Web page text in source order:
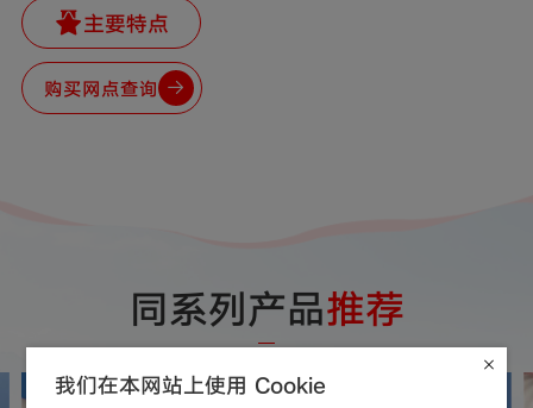
主要特点
购买网点查询
同系列产品推荐
我们在本网站上使用 Cookie